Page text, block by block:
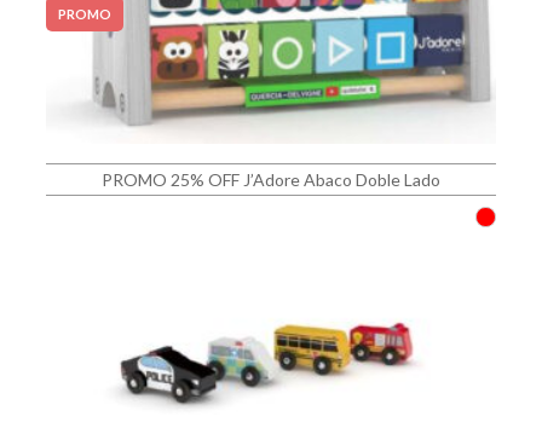
PROMO
PROMO 25% OFF J’Adore Abaco Doble Lado